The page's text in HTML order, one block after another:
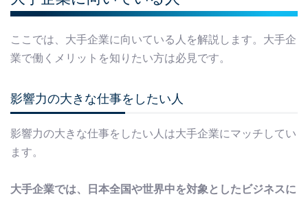
ここでは、大手企業に向いている人を解説します。大手企
業で働くメリットを知りたい方は必見です。
影響力の大きな仕事をしたい人
影響力の大きな仕事をしたい人は大手企業にマッチしてい
ます。
大手企業では、日本全国や世界中を対象としたビジネスに